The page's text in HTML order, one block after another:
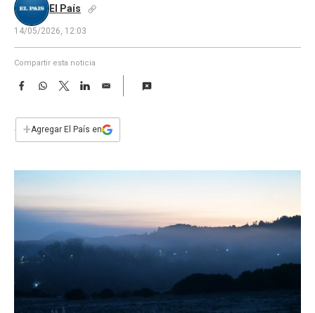
El País
14/05/2026, 12:03
Compartir esta noticia
F
e
b
W
s
T
w
t
L
E
i
l
+Agregar El País en